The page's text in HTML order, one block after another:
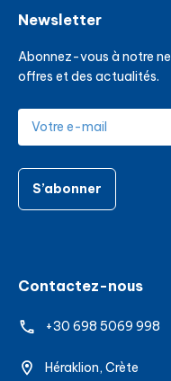
Newsletter
Abonnez-vous à notre
offres et des actualités.
S’abonner
Contactez-nous
+30 698 5069 998
Héraklion, Crète